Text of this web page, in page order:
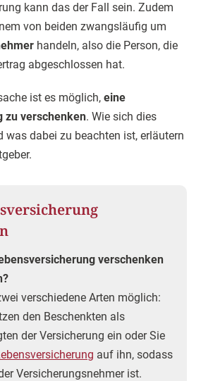
kann das der Fall sein. Zudem
von beiden zwangsläufig um
handeln, also die Person, die
abgeschlossen hat.
ist es möglich, eine
zu verschenken. Wie sich dies
was dabei zu beachten ist, erläutern
verschenken
verschiedene Arten möglich:
den Beschenkten als
der Versicherung ein oder Sie
auf ihn, sodass
Versicherungsnehmer ist.